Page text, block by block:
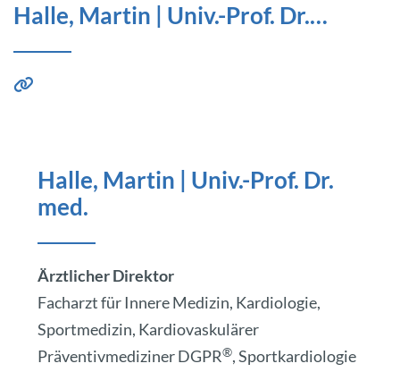
Halle, Martin | Univ.-Prof. Dr.…
Halle, Martin | Univ.-Prof. Dr.
med.
Ärztlicher Direktor
Facharzt für Innere Medizin, Kardiologie,
Sportmedizin, Kardiovaskulärer
Präventivmediziner DGPR®, Sportkardiologie